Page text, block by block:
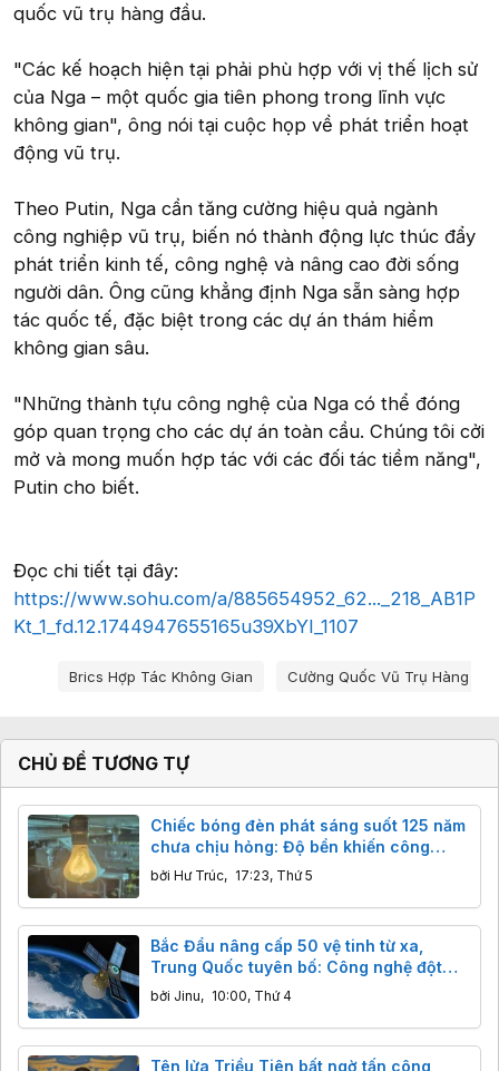
quốc vũ trụ hàng đầu.
"Các kế hoạch hiện tại phải phù hợp với vị thế lịch sử
của Nga – một quốc gia tiên phong trong lĩnh vực
không gian", ông nói tại cuộc họp về phát triển hoạt
động vũ trụ.
Theo Putin, Nga cần tăng cường hiệu quả ngành
công nghiệp vũ trụ, biến nó thành động lực thúc đẩy
phát triển kinh tế, công nghệ và nâng cao đời sống
người dân. Ông cũng khẳng định Nga sẵn sàng hợp
tác quốc tế, đặc biệt trong các dự án thám hiểm
không gian sâu.
"Những thành tựu công nghệ của Nga có thể đóng
góp quan trọng cho các dự án toàn cầu. Chúng tôi cởi
mở và mong muốn hợp tác với các đối tác tiềm năng",
Putin cho biết.
Đọc chi tiết tại đây:
https://www.sohu.com/a/885654952_62..._218_AB1P
Kt_1_fd.12.1744947655165u39XbYI_1107
Từ khóa
Brics Hợp Tác Không Gian Cường Quốc Vũ Trụ Hàng
CHỦ ĐỀ TƯƠNG TỰ
Chiếc bóng đèn phát sáng suốt 125 năm
chưa chịu hỏng: Độ bền khiến công
nghệ hiện đại cũng phải ngả nón
bởi Hư Trúc, 17:23, Thứ 5
Bắc Đẩu nâng cấp 50 vệ tinh từ xa,
Trung Quốc tuyên bố: Công nghệ đột
phá, độ chính xác centimet vượt trội
bởi Jinu, 10:00, Thứ 4
Tên lửa Triều Tiên bất ngờ tấn công